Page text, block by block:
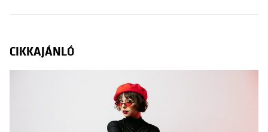
CIKKAJÁNLÓ